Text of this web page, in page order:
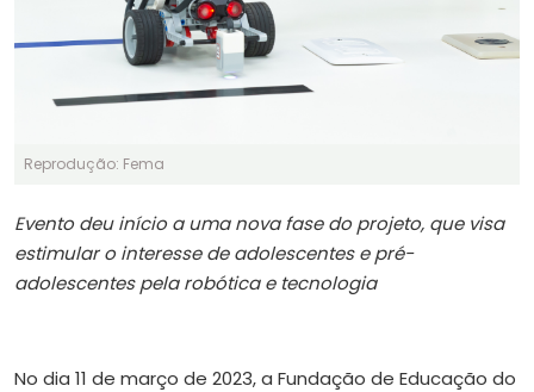
Reprodução: Fema
Evento deu início a uma nova fase do projeto, que visa
estimular o interesse de adolescentes e pré-
adolescentes pela robótica e tecnologia
No dia 11 de março de 2023, a Fundação de Educação do